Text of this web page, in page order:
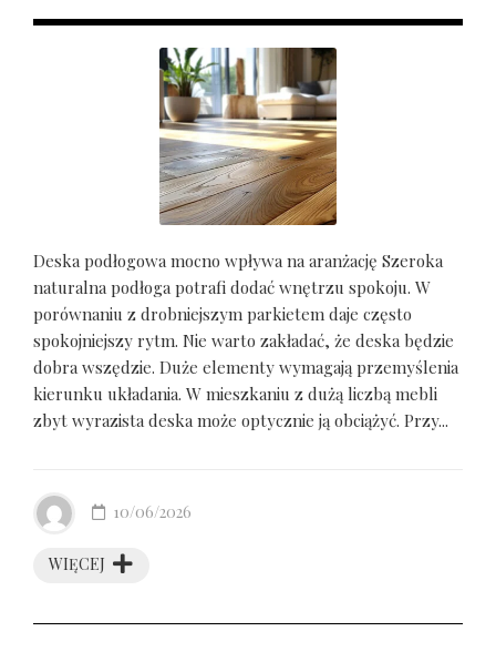
Deska podłogowa mocno wpływa na aranżację Szeroka
naturalna podłoga potrafi dodać wnętrzu spokoju. W
porównaniu z drobniejszym parkietem daje często
spokojniejszy rytm. Nie warto zakładać, że deska będzie
dobra wszędzie. Duże elementy wymagają przemyślenia
kierunku układania. W mieszkaniu z dużą liczbą mebli
zbyt wyrazista deska może optycznie ją obciążyć. Przy...
WIĘCEJ
10/06/2026